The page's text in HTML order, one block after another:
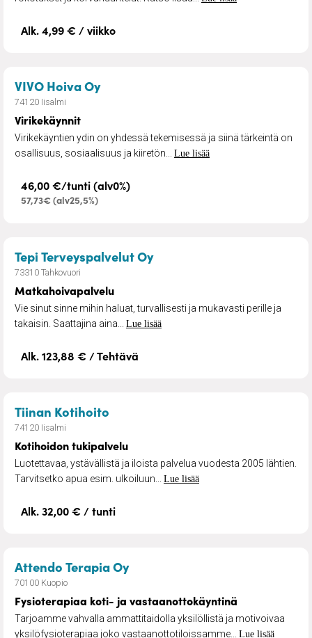
Alk. 4,99 € / viikko
VIVO Hoiva Oy– Virikekäynnit
74120 Iisalmi
Virikekäynnit
Virikekäyntien ydin on yhdessä tekemisessä ja siinä tärkeintä on
osallisuus, sosiaalisuus ja kiiretön... Lue lisää
46,00 €/tunti (alv0%)
57,73€ (alv25,5%)
Tepi Terveyspalvelut Oy– Matkahoivapalvelu
73310 Tahkovuori
Matkahoivapalvelu
Vie sinut sinne mihin haluat, turvallisesti ja mukavasti perille ja
takaisin. Saattajina aina... Lue lisää
Alk. 123,88 € / Tehtävä
Tiinan Kotihoito
74120 Iisalmi
Kotihoidon tukipalvelu
Luotettavaa, ystävällistä ja iloista palvelua vuodesta 2005 lähtien.
Tarvitsetko apua esim. ulkoiluun... Lue lisää
Alk. 32,00 € / tunti
Attendo Terapia Oy– Fysioterapiaa koti- ja
70100 Kuopio
Fysioterapiaa koti- ja vastaanottokäyntinä
Tarjoamme vahvalla ammattitaidolla yksilöllistä ja motivoivaa
yksilöfysioterapiaa joko vastaanottotiloissamme... Lue lisää